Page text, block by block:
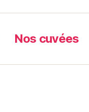
Nos cuvées